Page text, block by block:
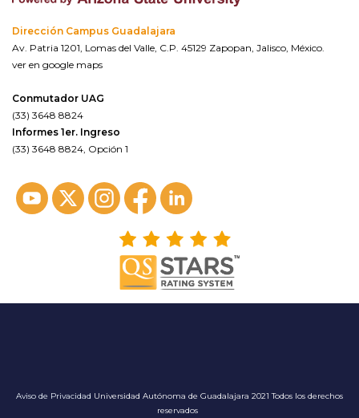
Dirección Campus Guadalajara
Av. Patria 1201, Lomas del Valle, C.P. 45129 Zapopan, Jalisco, México.
ver en google maps
Conmutador UAG
(33) 3648 8824
Informes 1er. Ingreso
(33) 3648 8824, Opción 1
Aviso de Privacidad Universidad Autónoma de Guadalajara 2021 Todos los derechos
reservados